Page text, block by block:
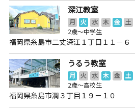
深江教室
月 火 水 木 金 土
2歳～中学生
福岡県糸島市二丈深江１丁目１１－６
うるう教室
月 火 水 木 金 土
2歳～高校生
福岡県糸島市潤３丁目１９－１０